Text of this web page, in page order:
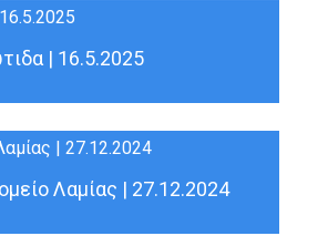
| 16.5.2025
Λαμίας | 27.12.2024